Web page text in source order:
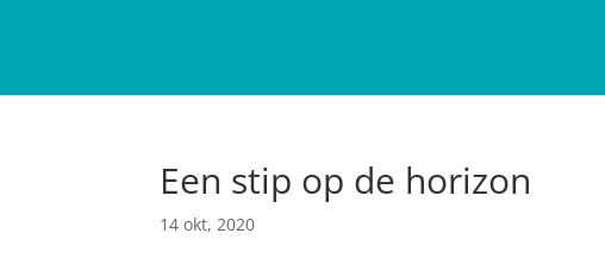
Een stip op de horizon
14 okt, 2020